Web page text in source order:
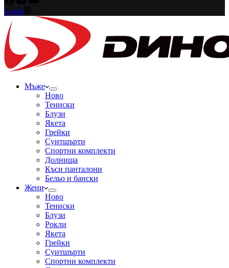
Login
Мъже
Ново
Тениски
Блузи
Якета
Грейки
Суитшърти
Спортни комплекти
Долнища
Къси панталони
Бельо и бански
Жени
Ново
Тениски
Блузи
Рокли
Якета
Грейки
Суитшърти
Спортни комплекти